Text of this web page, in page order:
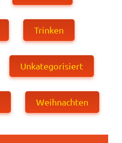
Trinken
Unkategorisiert
Weihnachten